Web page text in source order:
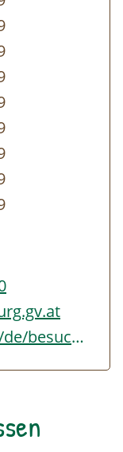
abgeholt.
https://hohetauern.at/de/besuchen/tourenangebote.html#/erlebnisse/SBG/CD837A88-…